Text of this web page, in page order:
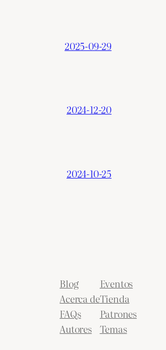
2025-09-29
2024-12-20
2024-10-25
Blog
Acerca de
FAQs
Autores
Eventos
Tienda
Patrones
Temas